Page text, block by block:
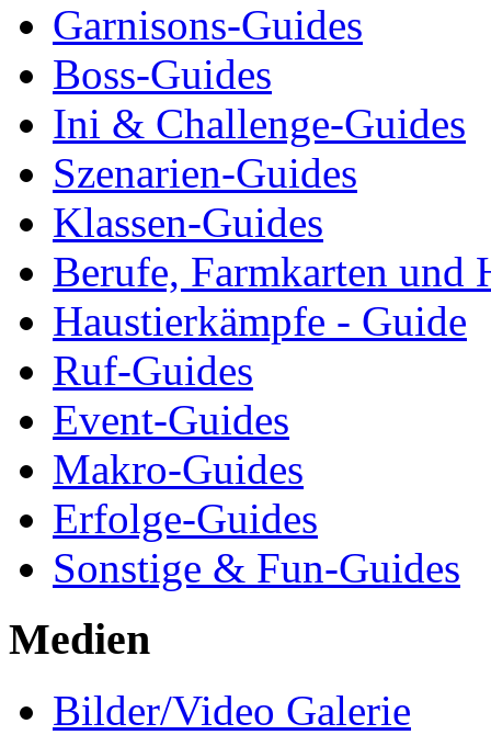
Garnisons-Guides
Boss-Guides
Ini & Challenge-Guides
Szenarien-Guides
Klassen-Guides
Berufe, Farmkarten und
Haustierkämpfe - Guide
Ruf-Guides
Event-Guides
Makro-Guides
Erfolge-Guides
Sonstige & Fun-Guides
Medien
Bilder/Video Galerie